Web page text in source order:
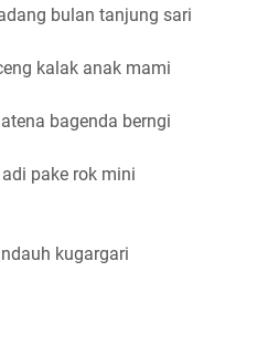
bulan tanjung sari
kalak anak mami
bagenda berngi
pake rok mini
kugargari